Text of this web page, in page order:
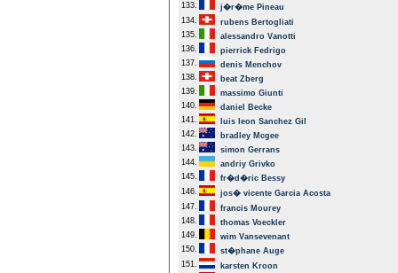
133.
j�r�me Pineau
134.
rubens Bertogliati
135.
alessandro Vanotti
136.
pierrick Fedrigo
137.
denis Menchov
138.
beat Zberg
139.
massimo Giunti
140.
daniel Becke
141.
luis leon Sanchez Gil
142.
bradley Mcgee
143.
simon Gerrans
144.
andriy Grivko
145.
fr�d�ric Bessy
146.
jos� vicente Garcia Acosta
147.
francis Mourey
148.
thomas Voeckler
149.
wim Vansevenant
150.
st�phane Auge
151.
karsten Kroon